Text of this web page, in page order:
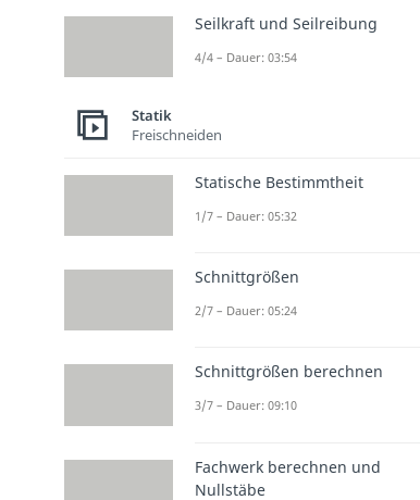
Seilkraft und Seilreibung
4/4 – Dauer: 03:54
Statik
Freischneiden
Statische Bestimmtheit
1/7 – Dauer: 05:32
Schnittgrößen
2/7 – Dauer: 05:24
Schnittgrößen berechnen
3/7 – Dauer: 09:10
Fachwerk berechnen und
Nullstäbe